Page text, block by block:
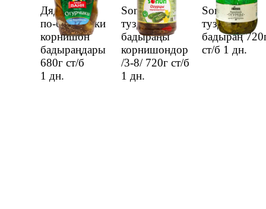
Дядя Ваня
по-берлински
корнишон
бадыраңдары
680г ст/б
1 дн.
Sonun
туздалган
бадыраңы
корнишондор
/3-8/ 720г ст/б
1 дн.
Sonun
туздалган
бадыраң
ст/б 1 дн.